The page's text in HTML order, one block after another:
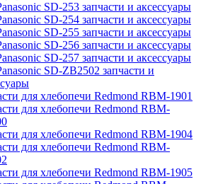
SD-253 запчасти и аксессуары
SD-254 запчасти и аксессуары
SD-255 запчасти и аксессуары
SD-256 запчасти и аксессуары
SD-257 запчасти и аксессуары
SD-ZB2502 запчасти и
для хлебопечи Redmond RBM-1901
для хлебопечи Redmond RBM-
для хлебопечи Redmond RBM-1904
для хлебопечи Redmond RBM-
для хлебопечи Redmond RBM-1905